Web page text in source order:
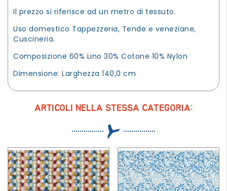
Il prezzo si riferisce ad un metro di tessuto.
Uso domestico Tappezzeria, Tende e veneziane,
Cuscineria.
Composizione 60% Lino 30% Cotone 10% Nylon
Dimensione: Larghezza 140,0 cm
ARTICOLI NELLA STESSA CATEGORIA: